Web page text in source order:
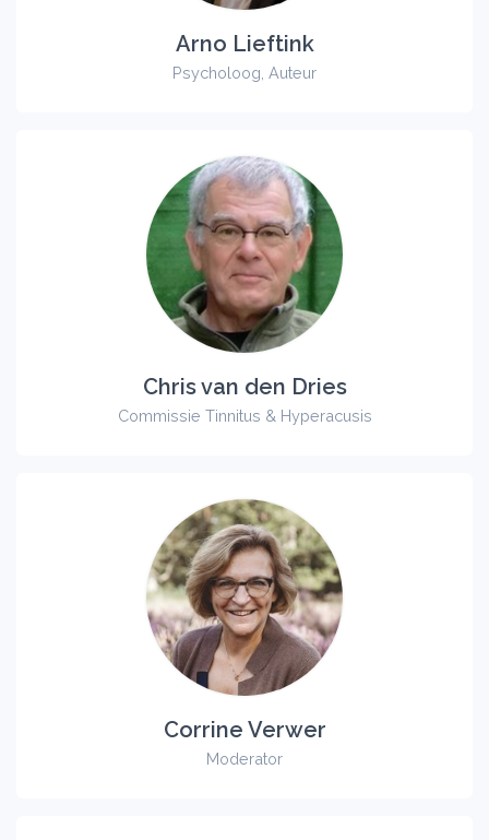
Arno Lieftink
Psycholoog, Auteur
Chris van den Dries
Commissie Tinnitus & Hyperacusis
Corrine Verwer
Moderator